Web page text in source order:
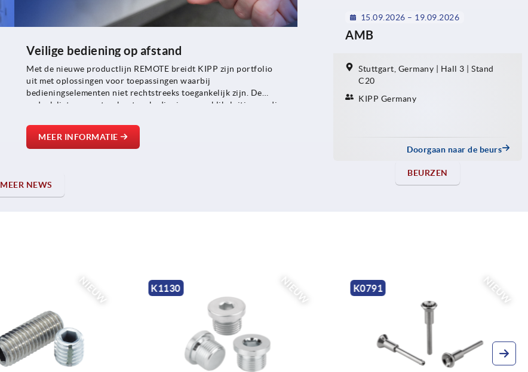
Veilige bediening op afstand
Met de nieuwe productlijn REMOTE breidt KIPP zijn portfolio
uit met oplossingen voor toepassingen waarbij
bedieningselementen niet rechtstreeks toegankelijk zijn. De
nadruk ligt op arreteerbouten, bedieningen en kliksluitingen, die
MEER INFORMATIE
MEER NEWS
15.09.2026 – 19.09.2026
AMB
Stuttgart, Germany | Hall 3 | Stand
C20
KIPP Germany
Doorgaan naar de beurs
BEURZEN
NIEUW NIEUW
K0791 NIEUW
K2078